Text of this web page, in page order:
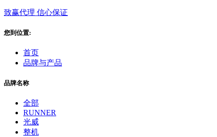
致赢代理 信心保证
您到位置:
首页
品牌与产品
品牌名称
全部
RUNNER
光威
整机